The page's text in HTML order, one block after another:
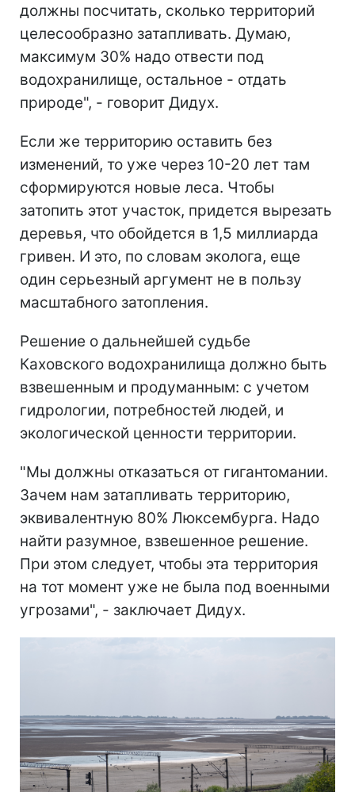
должны посчитать, сколько территорий
целесообразно затапливать. Думаю,
максимум 30% надо отвести под
водохранилище, остальное - отдать
природе", - говорит Дидух.
Если же территорию оставить без
изменений, то уже через 10-20 лет там
сформируются новые леса. Чтобы
затопить этот участок, придется вырезать
деревья, что обойдется в 1,5 миллиарда
гривен. И это, по словам эколога, еще
один серьезный аргумент не в пользу
масштабного затопления.
Решение о дальнейшей судьбе
Каховского водохранилища должно быть
взвешенным и продуманным: с учетом
гидрологии, потребностей людей, и
экологической ценности территории.
"Мы должны отказаться от гигантомании.
Зачем нам затапливать территорию,
эквивалентную 80% Люксембурга. Надо
найти разумное, взвешенное решение.
При этом следует, чтобы эта территория
на тот момент уже не была под военными
угрозами", - заключает Дидух.